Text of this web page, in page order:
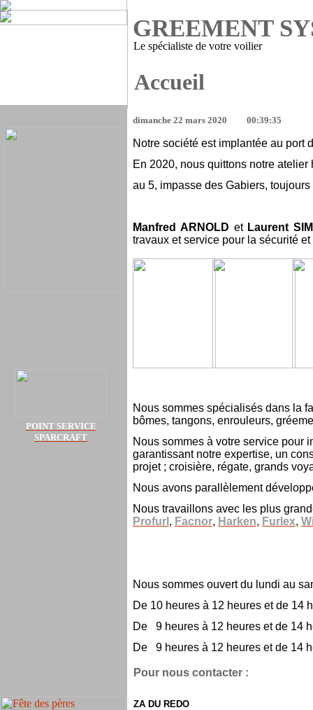
Le spécialiste de votre voilier
GREEMENT
Accueil
Notre société est implantée au port
En 2020, nous quittons notre
au 5, impasse des Gabiers,
Manfred ARNOLD et Laurent
travaux et service pour la sécurité
Nous sommes spécialisés dans la
bômes, tangons, enrouleurs,
Nous sommes à votre service pour
garantissant notre expertise, un
projet ; croisière, régate, grands
Nous avons parallèlement
Nous travaillons avec les plus
Profurl , Facnor, Harken, Furlex,
Nous sommes ouvert du lundi au
De 10 heures à 12 heures et de 14
De 9 heures à 12 heures et de 14
De 9 heures à 12 heures et de 14
ZA DU REDO
Pour nous contacter :
POINT SERVICE
SPARCRAFT
dimanche 22 mars 2020 00:39:35